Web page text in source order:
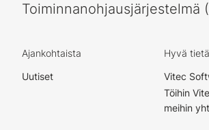
Toiminnanohjausjärjestelmä
Ajankohtaista
Uutiset
Hyvä
Vitec
Töihin
meihin